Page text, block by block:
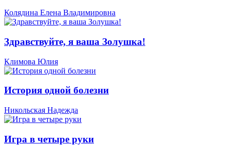
Колядина Елена Владимировна
Здравствуйте, я ваша Золушка!
Климова Юлия
История одной болезни
Никольская Надежда
Игра в четыре руки